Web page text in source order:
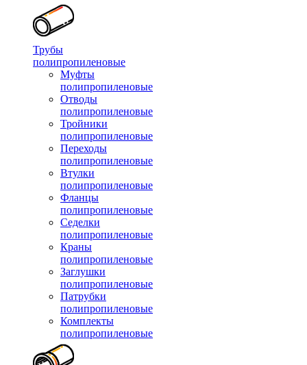
Трубы
полипропиленовые
Муфты
полипропиленовые
Отводы
полипропиленовые
Тройники
полипропиленовые
Переходы
полипропиленовые
Втулки
полипропиленовые
Фланцы
полипропиленовые
Седелки
полипропиленовые
Краны
полипропиленовые
Заглушки
полипропиленовые
Патрубки
полипропиленовые
Комплекты
полипропиленовые